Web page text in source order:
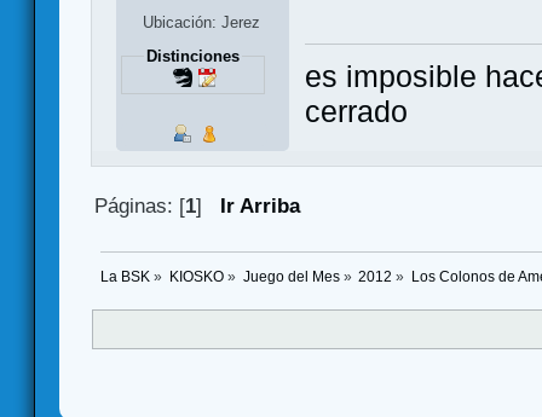
Ubicación: Jerez
Distinciones
es imposible
cerrado
Páginas: [1] Ir Arriba
La BSK » KIOSKO» Juego del Mes» 2012 » Los Colonos de